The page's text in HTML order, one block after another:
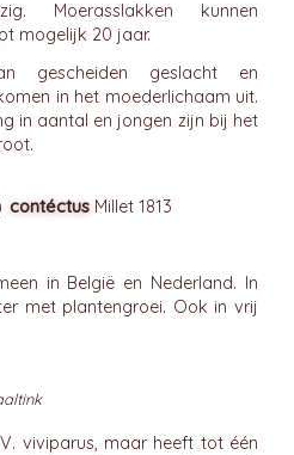
Moerasslakken kunnen
mogelijk 20 jaar.
gescheiden geslacht en
in het moederlichaam uit.
in aantal en jongen zijn bij het
contéctus Millet 1813
in België en Nederland. In
met plantengroei. Ook in vrij
viviparus, maar heeft tot één